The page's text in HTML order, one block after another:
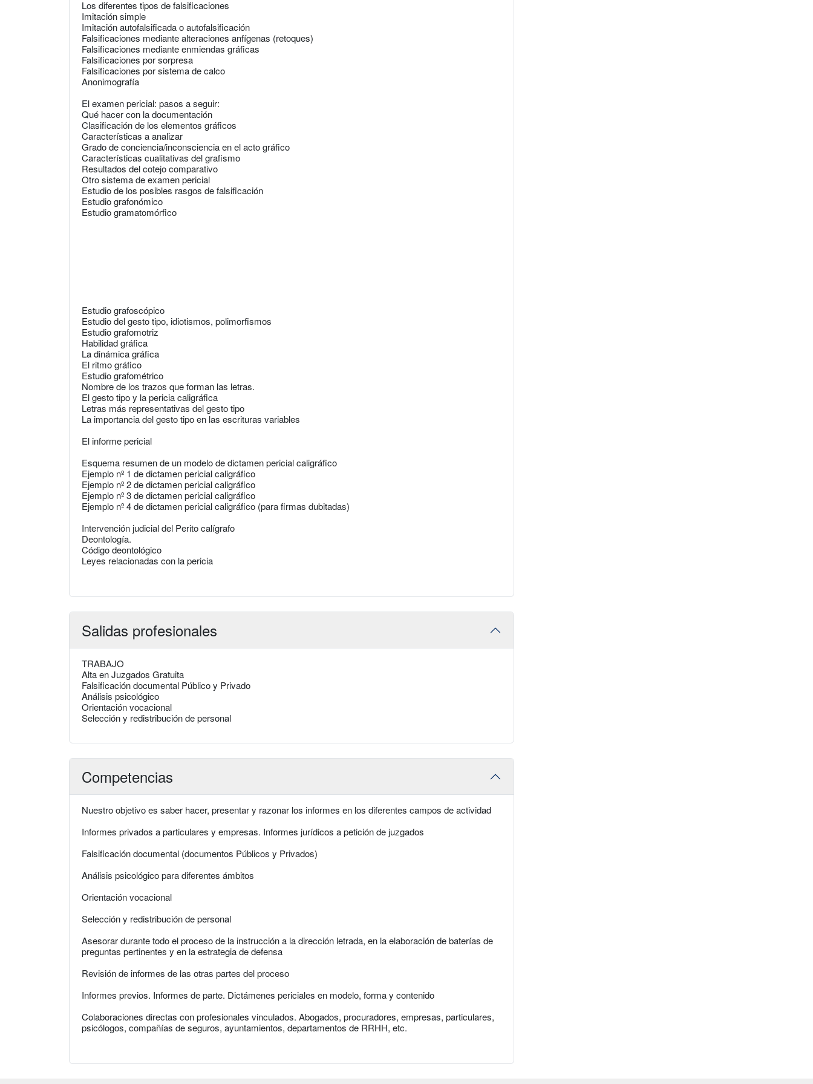
Los diferentes tipos de falsificaciones
Imitación simple
Imitación autofalsificada o autofalsificación
Falsificaciones mediante alteraciones anfígenas (retoques)
Falsificaciones mediante enmiendas gráficas
Falsificaciones por sorpresa
Falsificaciones por sistema de calco
Anonimografía
El examen pericial: pasos a seguir:
Qué hacer con la documentación
Clasificación de los elementos gráficos
Características a analizar
Grado de conciencia/inconsciencia en el acto gráfico
Características cualitativas del grafismo
Resultados del cotejo comparativo
Otro sistema de examen pericial
Estudio de los posibles rasgos de falsificación
Estudio grafonómico
Estudio gramatomórfico
Estudio grafoscópico
Estudio del gesto tipo, idiotismos, polimorfismos
Estudio grafomotriz
Habilidad gráfica
La dinámica gráfica
El ritmo gráfico
Estudio grafométrico
Nombre de los trazos que forman las letras.
El gesto tipo y la pericia caligráfica
Letras más representativas del gesto tipo
La importancia del gesto tipo en las escrituras variables
El informe pericial
Esquema resumen de un modelo de dictamen pericial caligráfico
Ejemplo nº 1 de dictamen pericial caligráfico
Ejemplo nº 2 de dictamen pericial caligráfico
Ejemplo nº 3 de dictamen pericial caligráfico
Ejemplo nº 4 de dictamen pericial caligráfico (para firmas dubitadas)
Intervención judicial del Perito calígrafo
Deontología.
Código deontológico
Leyes relacionadas con la pericia
Salidas profesionales
TRABAJO
Alta en Juzgados Gratuita
Falsificación documental Público y Privado
Análisis psicológico
Orientación vocacional
Selección y redistribución de personal
Competencias
Nuestro objetivo es saber hacer, presentar y razonar los informes en los diferentes campos de actividad
Informes privados a particulares y empresas. Informes jurídicos a petición de juzgados
Falsificación documental (documentos Públicos y Privados)
Análisis psicológico para diferentes ámbitos
Orientación vocacional
Selección y redistribución de personal
Asesorar durante todo el proceso de la instrucción a la dirección letrada, en la elaboración de baterías de
preguntas pertinentes y en la estrategia de defensa
Revisión de informes de las otras partes del proceso
Informes previos. Informes de parte. Dictámenes periciales en modelo, forma y contenido
Colaboraciones directas con profesionales vinculados. Abogados, procuradores, empresas, particulares,
psicólogos, compañías de seguros, ayuntamientos, departamentos de RRHH, etc.